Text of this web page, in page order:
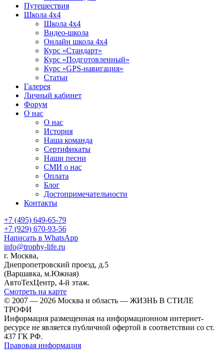
Путешествия
Школа 4х4
Школа 4х4
Видео-школа
Онлайн школа 4х4
Курс «Стандарт»
Курс «Подготовленный»
Курс «GPS-навигация»
Статьи
Галерея
Личный кабинет
Форум
О нас
О нас
История
Наша команда
Сертификаты
Наши песни
СМИ о нас
Оплата
Блог
Достопримечательности
Контакты
+7 (495) 649-65-79
+7 (929) 670-93-56
Написать в WhatsApp
info@trophy-life.ru
г. Москва,
Днепропетровский проезд, д.5
(Варшавка, м.Южная)
АвтоТехЦентр, 4-й этаж.
Смотреть на карте
© 2007 — 2026 Москва и область — ЖИЗНЬ В СТИЛЕ
ТРОФИ
Информация размещенная на информационном интернет-
ресурсе не является публичной офертой в соответствии со ст.
437 ГК РФ.
Правовая информация